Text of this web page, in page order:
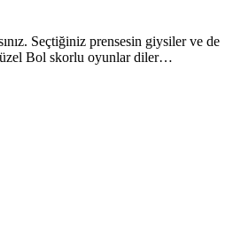
Seçtiğiniz prensesin giysiler ve de
Bol skorlu oyunlar diler…